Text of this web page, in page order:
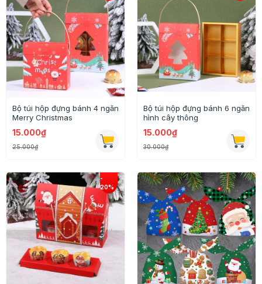
Bộ túi hộp đựng bánh 4 ngăn
Merry Christmas
15.000₫
25.000₫
Bộ túi hộp đựng bánh 6 ngăn
hình cây thông
15.000₫
30.000₫